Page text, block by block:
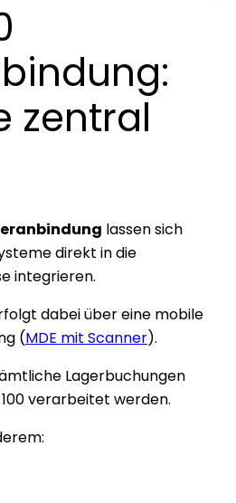
zentral
lassen sich
direkt in die
integrieren.
dabei über eine mobile
(MDE mit Scanner).
Lagerbuchungen
verarbeitet werden.